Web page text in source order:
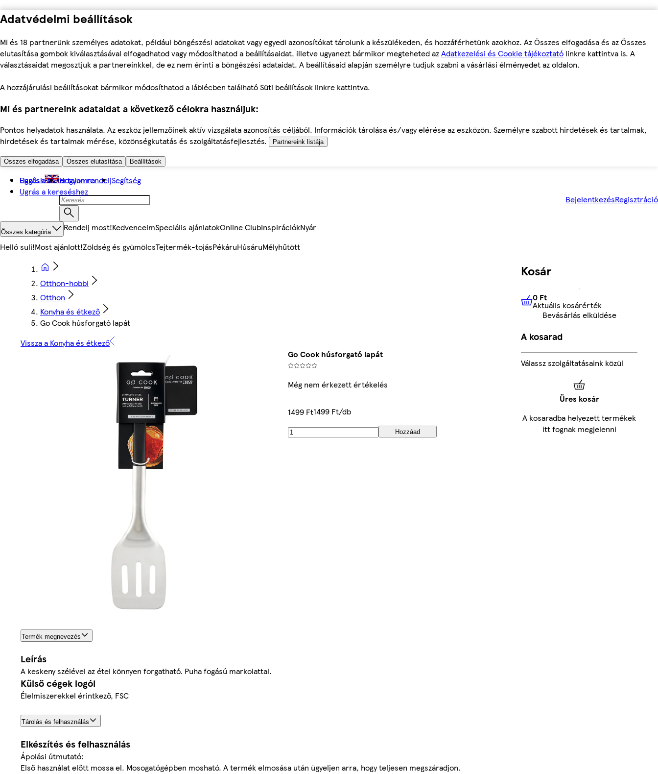
Adatvédelmi beállítások
Mi és 18 partnerünk személyes adatokat, például böngészési adatokat vagy egyedi azonosítókat tárolunk a készülékeden, és hozzáférhetünk azokhoz. Az Összes elfogadása és az Összes
elutasítása gombok kiválasztásával elfogadhatod vagy módosíthatod a beállításaidat, illetve ugyanezt bármikor megteheted azAdatkezelési és Cookie tájékoztató linkre kattintva is. A
választásaidat megosztjuk a partnereinkkel, de ez nem érinti a böngészési adataidat. A beállításaid alapján személyre tudjuk szabni a vásárlási élményedet az oldalon.
A hozzájárulási beállításokat bármikor módosíthatod a láblécben található Süti beállítások linkre kattintva.
Mi és partnereink adataidat a következő célokra használjuk:
Pontos helyadatok használata. Az eszköz jellemzőinek aktív vizsgálata azonosítás céljából. Információk tárolása és/vagy elérése az eszközön. Személyre szabott hirdetések és tartalmak,
hirdetések és tartalmak mérése, közönségkutatás és szolgáltatásfejlesztés.
Partnereink listája
Összes elfogadása Összes elutasítása Beállítások
Ugrás a fő tartalomra
Ugrás a kereséshez
English Hogyan rendeljSegítség
BejelentkezésRegisztráció
Összes kategória Rendelj most!KedvenceimSpeciális ajánlatokOnline ClubInspirációkNyár
Helló suli!Most ajánlott!Zöldség és gyümölcsTejtermék-tojásPékáruHúsáruMélyhűtött
Otthon-hobbi
Otthon
Konyha és étkező
Go Cook húsforgató lapát
Vissza a Konyha és étkező
Go Cook húsforgató lapát
Még nem érkezett értékelés
1499 Ft1499 Ft/db
Hozzáad
Termék megnevezés
Leírás
A keskeny szélével az étel könnyen forgatható. Puha fogású markolattal.
Külső cégek logói
Élelmiszerekkel érintkező, FSC
Tárolás és felhasználás
Elkészítés és felhasználás
Ápolási útmutató:
Első használat előtt mossa el. Mosogatógépben mosható. A termék elmosása után ügyeljen arra, hogy teljesen megszáradjon.
Kosár
0 FtAktuális kosárérték
0 Ft
Aktuális kosárérték
Bevásárlás elküldése
A kosarad
Válassz szolgáltatásaink közül
Üres kosár
A kosaradba helyezett termékek
itt fognak megjelenni